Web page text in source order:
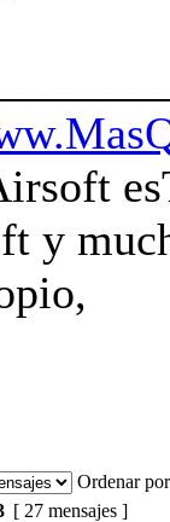
y
Ordenar por
[ 27 mensajes ]